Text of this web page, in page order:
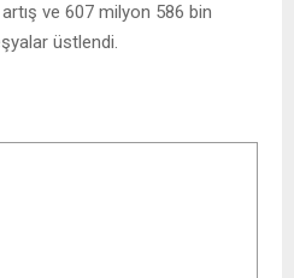
ve 607 milyon 586 bin
üstlendi.